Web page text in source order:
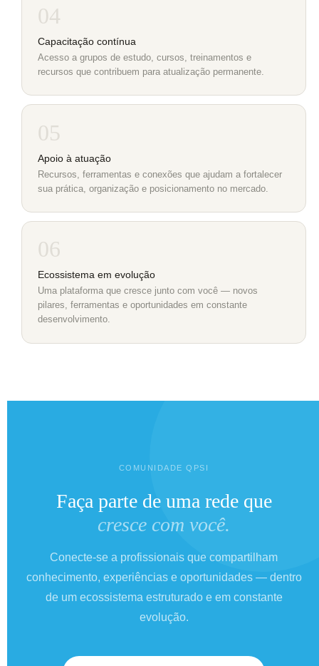
04
Capacitação contínua
Acesso a grupos de estudo, cursos, treinamentos e
recursos que contribuem para atualização permanente.
05
Apoio à atuação
Recursos, ferramentas e conexões que ajudam a fortalecer
sua prática, organização e posicionamento no mercado.
06
Ecossistema em evolução
Uma plataforma que cresce junto com você — novos
pilares, ferramentas e oportunidades em constante
desenvolvimento.
COMUNIDADE QPSI
Faça parte de uma rede que
cresce com você.
Conecte-se a profissionais que compartilham
conhecimento, experiências e oportunidades — dentro
de um ecossistema estruturado e em constante
evolução.